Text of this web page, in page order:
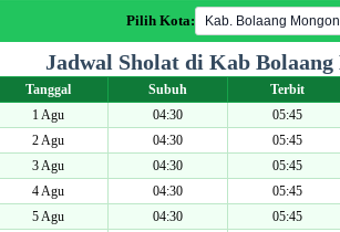
Pilih Kota:
Jadwal Sholat di Kab
Tanggal Subuh Terbit
1 Agu
04:30 05:45
2 Agu
04:30 05:45
3 Agu
04:30 05:45
4 Agu
04:30 05:45
5 Agu
04:30 05:45